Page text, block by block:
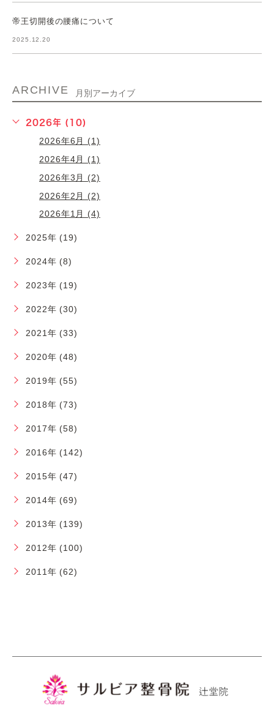
帝王切開後の腰痛について
2025.12.20
ARCHIVE 月別アーカイブ
2026年 (10)
2026年6月 (1)
2026年4月 (1)
2026年3月 (2)
2026年2月 (2)
2026年1月 (4)
2025年 (19)
2024年 (8)
2023年 (19)
2022年 (30)
2021年 (33)
2020年 (48)
2019年 (55)
2018年 (73)
2017年 (58)
2016年 (142)
2015年 (47)
2014年 (69)
2013年 (139)
2012年 (100)
2011年 (62)